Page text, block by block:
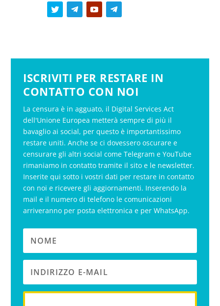
ISCRIVITI PER RESTARE IN
CONTATTO CON NOI
La censura è in agguato, il Digital Services Act
dell'Unione Europea metterà sempre di più il
bavaglio ai social, per questo è importantissimo
restare uniti. Anche se ci dovessero oscurare e
censurare gli altri social come Telegram e YouTube
rimaniamo in contatto tramite il sito e le newsletter.
Inserite qui sotto i vostri dati per restare in contatto
con noi e ricevere gli aggiornamenti. Inserendo la
mail e il numero di telefono le comunicazioni
arriveranno per posta elettronica e per WhatsApp.